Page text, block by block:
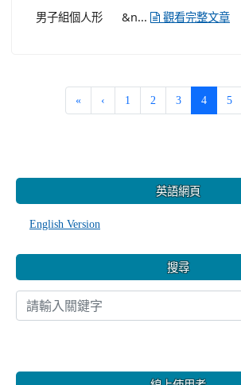
男子組個人形 &n...
觀看完整文章
« ‹ 1 2 3 4(current)
5
英語網頁
English Version
搜尋